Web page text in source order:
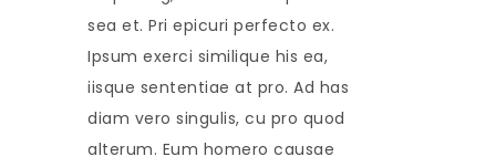
sea et. Pri epicuri perfecto ex.
Ipsum exerci similique his ea,
iisque sententiae at pro. Ad has
diam vero singulis, cu pro quod
alterum. Eum homero causae